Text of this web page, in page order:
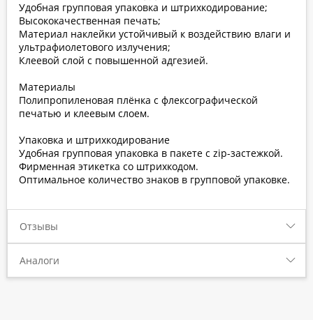
Удобная групповая упаковка и штрихкодирование;
Высококачественная печать;
Материал наклейки устойчивый к воздействию влаги и
ультрафиолетового излучения;
Клеевой слой с повышенной адгезией.
Материалы
Полипропиленовая плёнка с флексографической
печатью и клеевым слоем.
Упаковка и штрихкодирование
Удобная групповая упаковка в пакете с zip-застежкой.
Фирменная этикетка со штрихкодом.
Оптимальное количество знаков в групповой упаковке.
Отзывы
Аналоги